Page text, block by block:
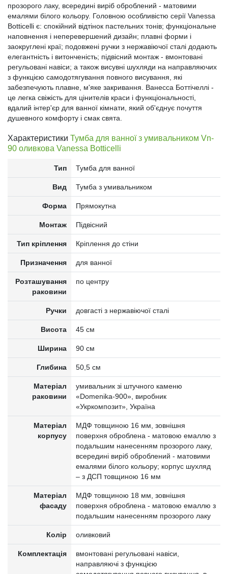
прозорого лаку, всередині виріб оброблений - матовими
емалями білого кольору. Головною особливістю серії Vanessa
Botticelli є: спокійний відтінок пастельних тонів; функціональне
наповнення і неперевершений дизайн; плавні форми і
заокруглені краї; подовжені ручки з нержавіючої сталі додають
елегантність і витонченість; підвісний монтаж - вмонтовані
регульовані навіси; а також висувні шухляди на направляючих
з функцією самодотягування повного висування, які
забезпечують плавне, м'яке закривання. Ванесса Боттічеллі -
це легка свіжість для цінителів краси і функціональності,
вдалий інтер'єр для ванної кімнати, який об'єднує почуття
душевного комфорту і смак свята.
Характеристики Тумба для ванної з умивальником Vn-
90 оливкова Vanessa Botticelli
Тип Тумба для ванної
Вид Тумба з умивальником
Форма Прямокутна
Монтаж Підвісний
Тип кріплення Кріплення до стіни
Призначення для ванної
Розташування
раковини
по центру
Ручки довгасті з нержавіючої сталі
Висота 45 см
Ширина 90 см
Глибина 50,5 см
Матеріал
раковини
умивальник зі штучного каменю
«Domenika-900», виробник
«Укркомпозит», Україна
Матеріал
корпусу
МДФ товщиною 16 мм, зовнішня
поверхня оброблена - матовою емаллю з
подальшим нанесенням прозорого лаку,
всередині виріб оброблений - матовими
емалями білого кольору; корпус шухляд
– з ДСП товщиною 16 мм
Матеріал
фасаду
МДФ товщиною 18 мм, зовнішня
поверхня оброблена - матовою емаллю з
подальшим нанесенням прозорого лаку
Колір оливковий
Комплектація
вмонтовані регульовані навіси,
направляючі з функцією